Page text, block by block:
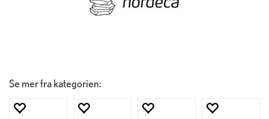
Se mer fra kategorien: